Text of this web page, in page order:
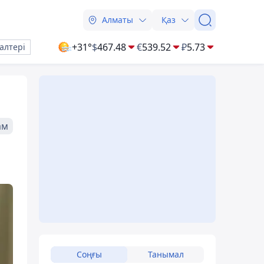
Алматы Қаз
+31°$467.48 €539.52 ₽5.73
Соңғы Танымал